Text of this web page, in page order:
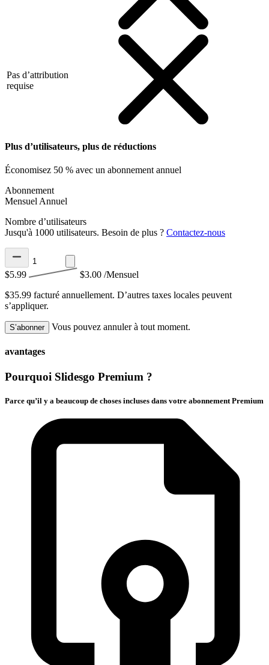
Pas d’attribution
requise
Plus d’utilisateurs, plus de réductions
Économisez 50 % avec un abonnement annuel
Abonnement
Mensuel Annuel
Nombre d’utilisateurs
Jusqu'à 1000 utilisateurs. Besoin de plus ? Contactez-nous
$5.99 $3.00 /Mensuel
$35.99 facturé annuellement. D’autres taxes locales peuvent
s’appliquer.
S’abonner Vous pouvez annuler à tout moment.
avantages
Pourquoi Slidesgo Premium ?
Parce qu’il y a beaucoup de choses incluses dans votre abonnement Premium